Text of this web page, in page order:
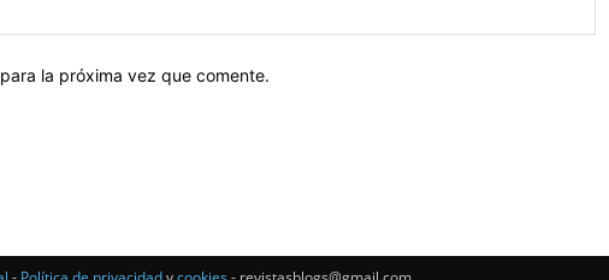
la próxima vez que comente.